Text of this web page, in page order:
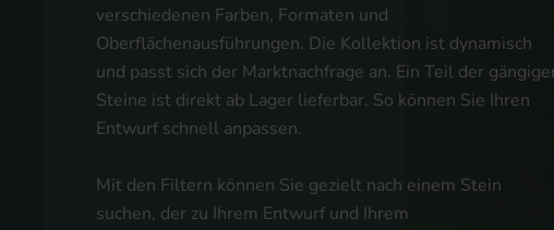
verschiedenen Farben, Formaten und
Oberflächenausführungen. Die Kollektion ist dynamisch
und passt sich der Marktnachfrage an. Ein Teil der
Steine ist direkt ab Lager lieferbar. So können Sie Ihren
Entwurf schnell anpassen.
Mit den Filtern können Sie gezielt nach einem Stein
suchen, der zu Ihrem Entwurf und Ihrem